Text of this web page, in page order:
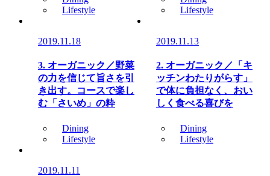
Lifestyle
Lifestyle
2019.11.18
3. オーガニック／野菜
の力を信じて旨さを引
き出す。コースで楽し
む「さいめ」の粋
Dining
Lifestyle
2019.11.13
2. オーガニック／「キ
ッチンわたりがらす」
で体に負担なく、おい
しく食べる喜びを
Dining
Lifestyle
2019.11.11